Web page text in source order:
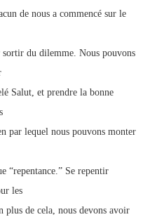
de nous a commencé sur le
du dilemme. Nous pouvons
Salut, et prendre la bonne
par lequel nous pouvons monter
“repentance.” Se repentir
les
plus de cela, nous devons avoir